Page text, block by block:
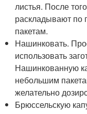
листья. После
раскладывают по
пакетам.
Нашинковать.
использовать
Нашинкованную
небольшим
желательно
Брюссельскую